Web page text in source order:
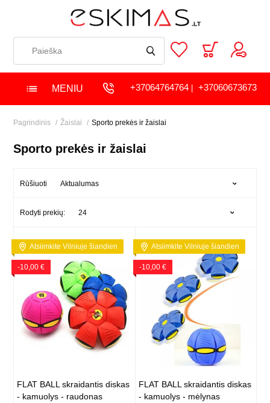
MENIU +37064764764| +37060673673
Pagrindinis Žaislai Sporto prekės ir žaislai
Sporto prekės ir žaislai
Rūšiuoti Aktualumas
Rodyti prekių: 24
Atsiimkite Vilniuje šiandien
-10,00 €
FLAT BALL skraidantis diskas
- kamuolys - raudonas
Atsiimkite Vilniuje šiandien
-10,00 €
FLAT BALL skraidantis diskas
- kamuolys - mėlynas